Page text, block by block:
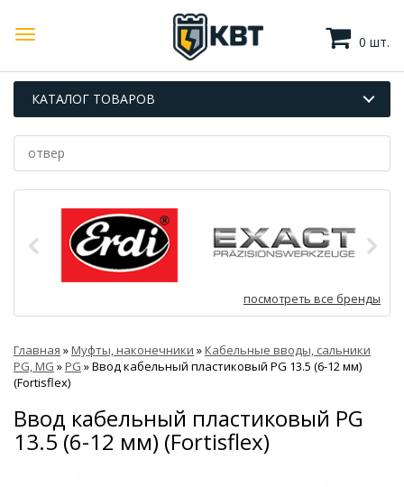
0 шт.
КАТАЛОГ ТОВАРОВ
посмотреть все бренды
Главная »Муфты, наконечники »Кабельные вводы, сальники
PG, MG »PG »Ввод кабельный пластиковый PG 13.5 (6-12 мм)
(Fortisflex)
Ввод кабельный пластиковый PG
13.5 (6-12 мм) (Fortisflex)